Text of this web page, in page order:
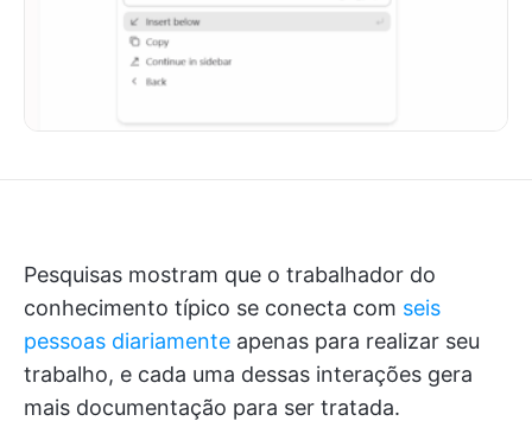
Pesquisas mostram que o trabalhador do
conhecimento típico se conecta com seis
pessoas diariamente apenas para realizar seu
trabalho, e cada uma dessas interações gera
mais documentação para ser tratada.